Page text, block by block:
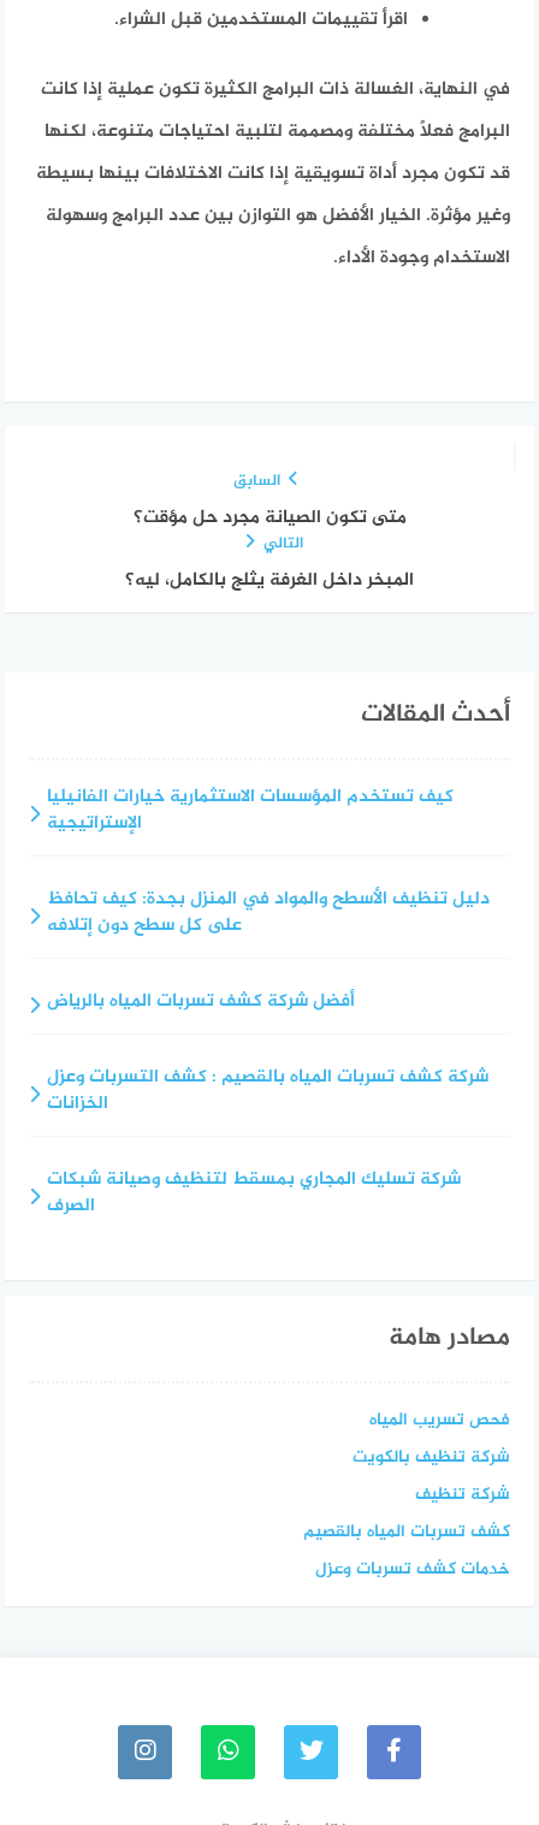
اقرأ تقييمات المستخدمين قبل الشراء.
في النهاية، الغسالة ذات البرامج الكثيرة تكون عملية إذا كانت
البرامج فعلاً مختلفة ومصممة لتلبية احتياجات متنوعة، لكنها
قد تكون مجرد أداة تسويقية إذا كانت الاختلافات بينها بسيطة
وغير مؤثرة. الخيار الأفضل هو التوازن بين عدد البرامج وسهولة
الاستخدام وجودة الأداء.
السابق
متى تكون الصيانة مجرد حل مؤقت؟
التالي
المبخر داخل الغرفة يثلج بالكامل، ليه؟
أحدث المقالات
كيف تستخدم المؤسسات الاستثمارية خيارات الفانيليا
الإستراتيجية
دليل تنظيف الأسطح والمواد في المنزل بجدة: كيف تحافظ
على كل سطح دون إتلافه
أفضل شركة كشف تسربات المياه بالرياض
شركة كشف تسربات المياه بالقصيم : كشف التسربات وعزل
الخزانات
شركة تسليك المجاري بمسقط لتنظيف وصيانة شبكات
الصرف
مصادر هامة
فحص تسريب المياه
شركة تنظيف بالكويت
شركة تنظيف
كشف تسربات المياه بالقصيم
خدمات كشف تسربات وعزل